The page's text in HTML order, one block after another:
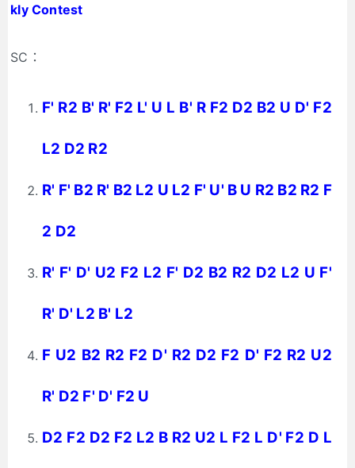
kly Contest
SC：
F' R2 B' R' F2 L' U L B' R F2 D2 B2 U D' F2
L2 D2 R2
R' F' B2 R' B2 L2 U L2 F' U' B U R2 B2 R2 F
2 D2
R' F' D' U2 F2 L2 F' D2 B2 R2 D2 L2 U F'
R' D' L2 B' L2
F U2 B2 R2 F2 D' R2 D2 F2 D' F2 R2 U2
R' D2 F' D' F2 U
D2 F2 D2 F2 L2 B R2 U2 L F2 L D' F2 D L